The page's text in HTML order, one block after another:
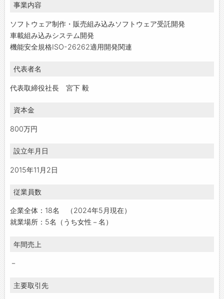
事業内容
ソフトウェア制作・販売組み込みソフトウェア受託開発
車載組み込みシステム開発
機能安全規格ISO-26262適用開発関連
代表者名
代表取締役社長 宮下 毅
資本金
800万円
設立年月日
2015年11月2日
従業員数
企業全体：18名 （2024年5月現在）
就業場所：5名（うち女性－名）
年間売上
－
主要取引先